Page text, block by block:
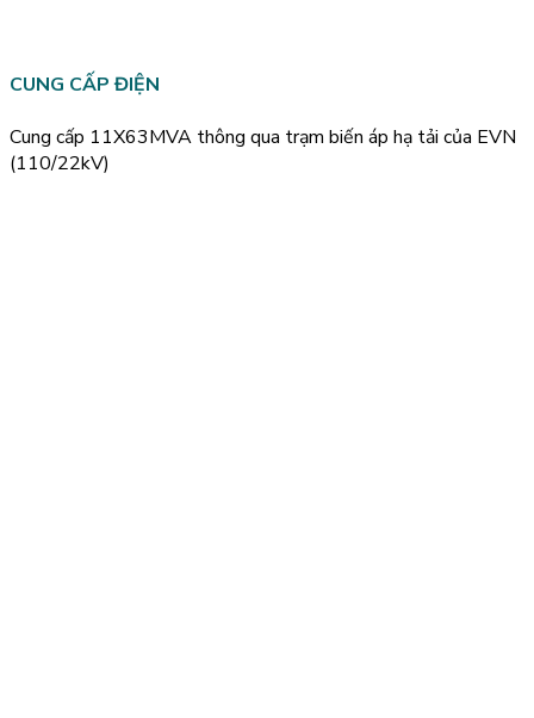
CUNG CẤP ĐIỆN
Cung cấp 11X63MVA thông qua trạm biến áp hạ tải của EVN
(110/22kV)